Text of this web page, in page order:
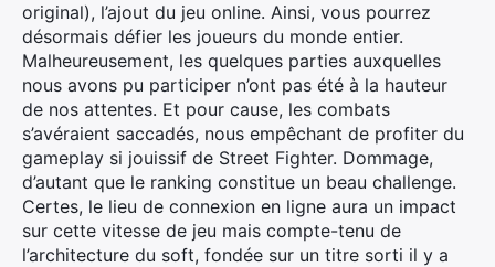
original), l’ajout du jeu online. Ainsi, vous pourrez
désormais défier les joueurs du monde entier.
Malheureusement, les quelques parties auxquelles
nous avons pu participer n’ont pas été à la hauteur
de nos attentes. Et pour cause, les combats
s’avéraient saccadés, nous empêchant de profiter du
gameplay si jouissif de Street Fighter. Dommage,
d’autant que le ranking constitue un beau challenge.
Certes, le lieu de connexion en ligne aura un impact
sur cette vitesse de jeu mais compte-tenu de
l’architecture du soft, fondée sur un titre sorti il y a